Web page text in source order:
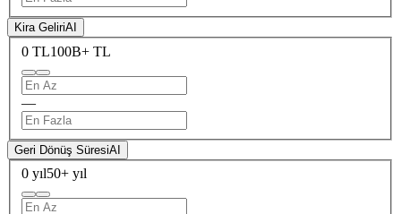
Kira GeliriAI
0 TL100B+ TL
—
Geri Dönüş SüresiAI
0 yıl50+ yıl